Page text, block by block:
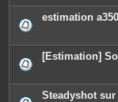
estimation
[Estimation]
Steadyshot sur